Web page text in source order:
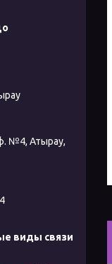
№4, Атырау,